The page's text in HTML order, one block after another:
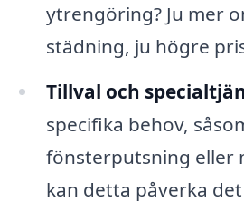
ytrengöring? Ju mer
städning, ju högre
Tillval och
specifika behov,
fönsterputsning eller
kan detta påverka